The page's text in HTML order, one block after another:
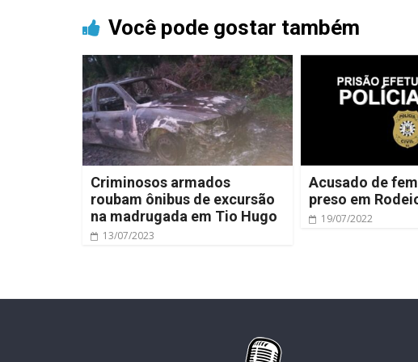
Você pode gostar também
Criminosos armados
roubam ônibus de excursão
na madrugada em Tio Hugo
13/07/2023
Acusado de
preso em
19/07/2022